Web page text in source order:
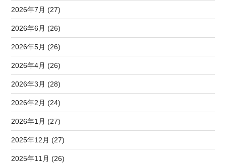
2026年7月 (27)
2026年6月 (26)
2026年5月 (26)
2026年4月 (26)
2026年3月 (28)
2026年2月 (24)
2026年1月 (27)
2025年12月 (27)
2025年11月 (26)